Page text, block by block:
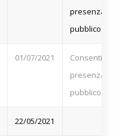
presenza di
pubblico
01/07/2021
Consentita la
presenza di
pubblico
22/05/2021